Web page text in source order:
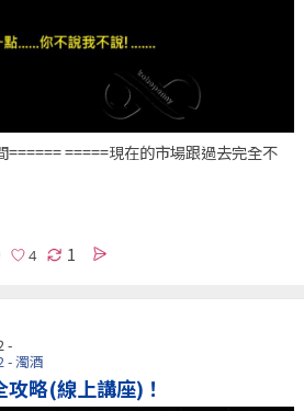
=====現在的市場跟過去完全不
1
-
- 濁酒
略(線上講座)！